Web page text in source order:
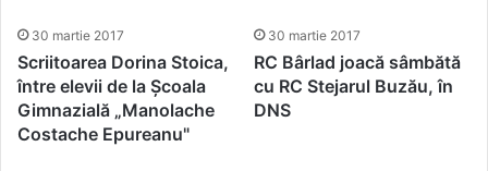
30 martie 2017
Scriitoarea Dorina Stoica,
între elevii de la Școala
Gimnazială „Manolache
Costache Epureanu"
30 martie 2017
RC Bârlad joacă sâmbătă
cu RC Stejarul Buzău, în
DNS